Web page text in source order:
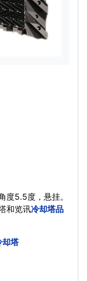
5.5度，悬挂。
和览讯冷却塔品
却塔